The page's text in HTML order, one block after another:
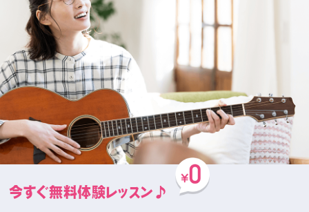
今すぐ無料体験レッスン♪